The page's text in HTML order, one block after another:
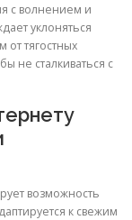
с волнением и
уклоняться
от тягостных
не сталкиваться с
возможность
к свежим